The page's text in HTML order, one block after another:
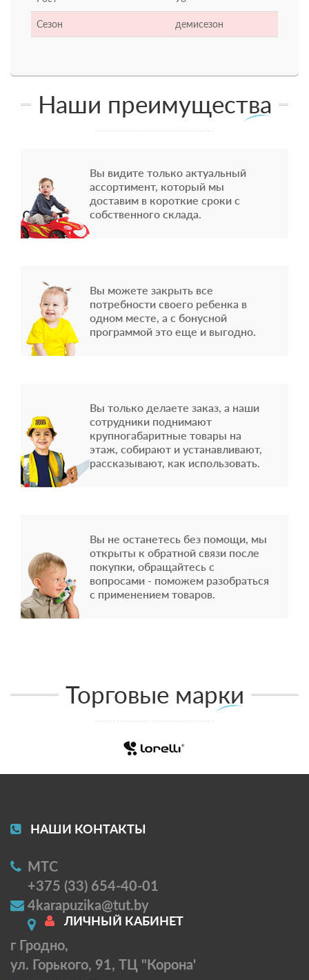
Сезон демисезон
Наши преимущества
Вы видите только актуальный
ассортимент, который мы
доставим в короткие сроки с
собственного склада.
Вы можете закрыть все
потребности своего ребенка в
одном месте, а с бонусной
программой это еще и выгодно.
Вы только делаете заказ, а наши
сотрудники поднимают
крупногабаритные товары на
этаж, собирают и устанавливают,
рассказывают, как использовать.
Вы не останетесь без помощи, мы
открыты к обратной связи после
покупки, обращайтесь с
вопросами - поможем разобраться
с применением товаров.
Торговые марки
НАШИ КОНТАКТЫ
МТС
+375 (33) 654-40-01
4karapuzika@tut.by
г Гродно,
ул. Горького, 91, ТЦ "Корона'
ЛИЧНЫЙ КАБИНЕТ